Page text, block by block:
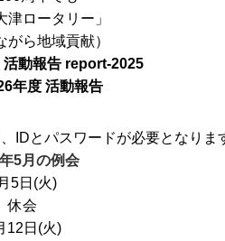
津ロータリー」
がら地域貢献）
動報告 report-2025
年度 活動報告
IDとパスワードが必要となりま
5月の例会
5日(火)
休会
12日(火)